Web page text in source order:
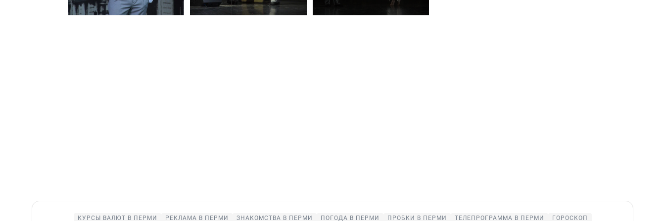
КУРСЫ ВАЛЮТ В ПЕРМИ РЕКЛАМА В ПЕРМИ ЗНАКОМСТВА В ПЕРМИ ПОГОДА В ПЕРМИ ПРОБКИ В ПЕРМИ ТЕЛЕПРОГРАММА В ПЕРМИ ГОРОСКОП